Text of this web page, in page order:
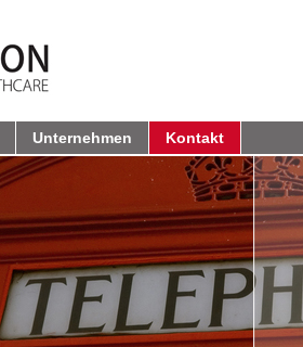
Unternehmen Kontakt